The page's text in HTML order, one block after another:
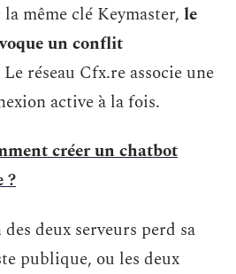
même clé Keymaster, le
un conflit
Le réseau Cfx.re associe une
active à la fois.
créer un chatbot
?
deux serveurs perd sa
publique, ou les deux